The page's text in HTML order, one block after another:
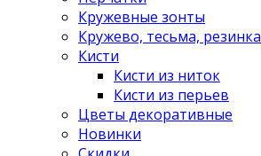
Кружевные зонты
Кружево, тесьма, резинка
Кисти
Кисти из ниток
Кисти из перьев
Цветы декоративные
Новинки